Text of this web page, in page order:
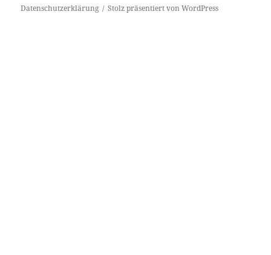
Datenschutzerklärung Stolz präsentiert von WordPress